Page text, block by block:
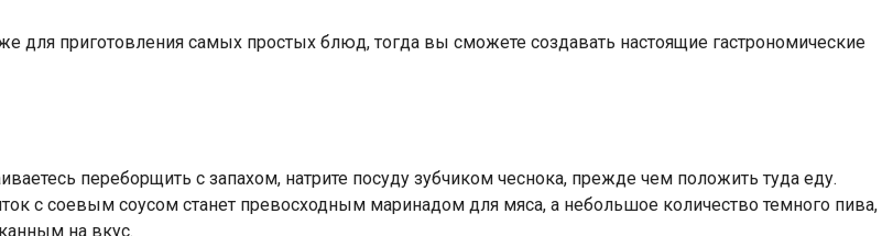
для приготовления самых простых блюд, тогда вы сможете создавать настоящие гастрономические
переборщить с запахом, натрите посуду зубчиком чеснока, прежде чем положить туда еду.
с соевым соусом станет превосходным маринадом для мяса, а небольшое количество темного пива,
на вкус.